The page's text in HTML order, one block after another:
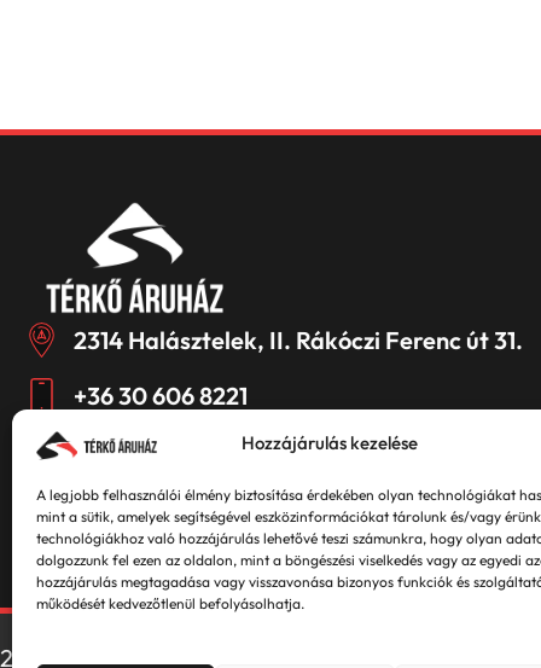
Hozzájárulás kezelése
A legjobb felhasználói élmény biztosítása érdekében olyan technológiákat
mint a sütik, amelyek segítségével eszközinformációkat tárolunk és/vagy
technológiákhoz való hozzájárulás lehetővé teszi számunkra, hogy olyan
dolgozzunk fel ezen az oldalon, mint a böngészési viselkedés vagy az egyedi
hozzájárulás megtagadása vagy visszavonása bizonyos funkciók és
működését kedvezőtlenül befolyásolhatja.
2314 Halásztelek, II. Rákóczi Ferenc út 31.
+36 30 606 8221
ugyfelszolgalat@centerkert.hu
Kövessen minket
2026 Center Kert Kft. Minden jog fenntartva.